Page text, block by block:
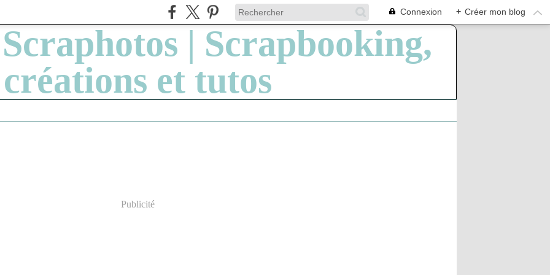
Connexion + Créer mon blog
Publicité